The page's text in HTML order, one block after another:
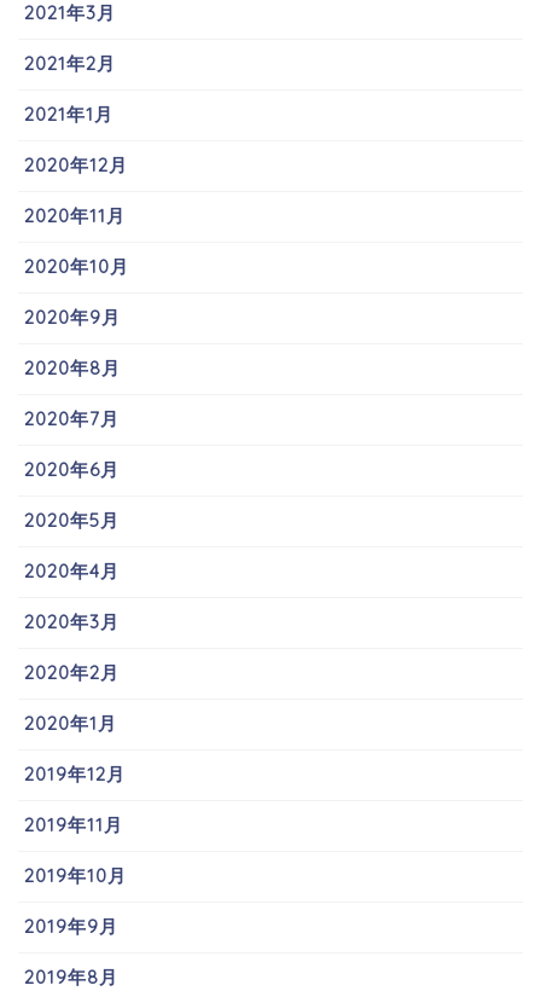
2021年3月
2021年2月
2021年1月
2020年12月
2020年11月
2020年10月
2020年9月
2020年8月
2020年7月
2020年6月
2020年5月
2020年4月
2020年3月
2020年2月
2020年1月
2019年12月
2019年11月
2019年10月
2019年9月
2019年8月